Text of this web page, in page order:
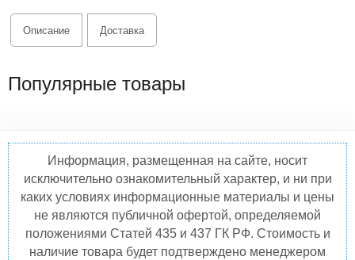
Описание Доставка
Популярные товары
Информация, размещенная на сайте, носит
исключительно ознакомительный характер, и ни при
каких условиях информационные материалы и цены
не являются публичной офертой, определяемой
положениями Статей 435 и 437 ГК РФ. Стоимость и
наличие товара будет подтверждено менеджером